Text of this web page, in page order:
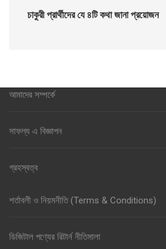
চাকুরী প্রার্থীদের যে ৪টি কথা জানা প্রয়োজন
আমাদের সম্পর্কে
সাফল্য এ বিজ্ঞাপন
গ্রহস্বত্ব
শর্তাবলী ও নিয়মনীতি (Terms & Conditions)
ডিজিটাল পণ্যের রিটার্ন নীতিমালা